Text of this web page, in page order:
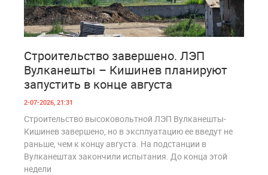
Строительство завершено. ЛЭП
Вулканешты – Кишинев планируют
запустить в конце августа
2-07-2026, 21:31
Строительство высоковольтной ЛЭП Вулканешты-
Кишинев завершено, но в эксплуатацию ее введут не
раньше, чем к концу августа. На подстанции в
Вулканештах закончили испытания. До конца этой
недели